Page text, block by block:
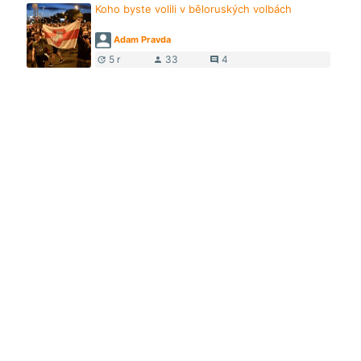
Koho byste volili v běloruských volbách
Adam Pravda
update 5 r person 33 comment 4